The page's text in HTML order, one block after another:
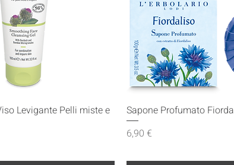
Vista rapida
Levigante Pelli miste e
Vista
Sapone Profumato
Prezzo
6,90 €